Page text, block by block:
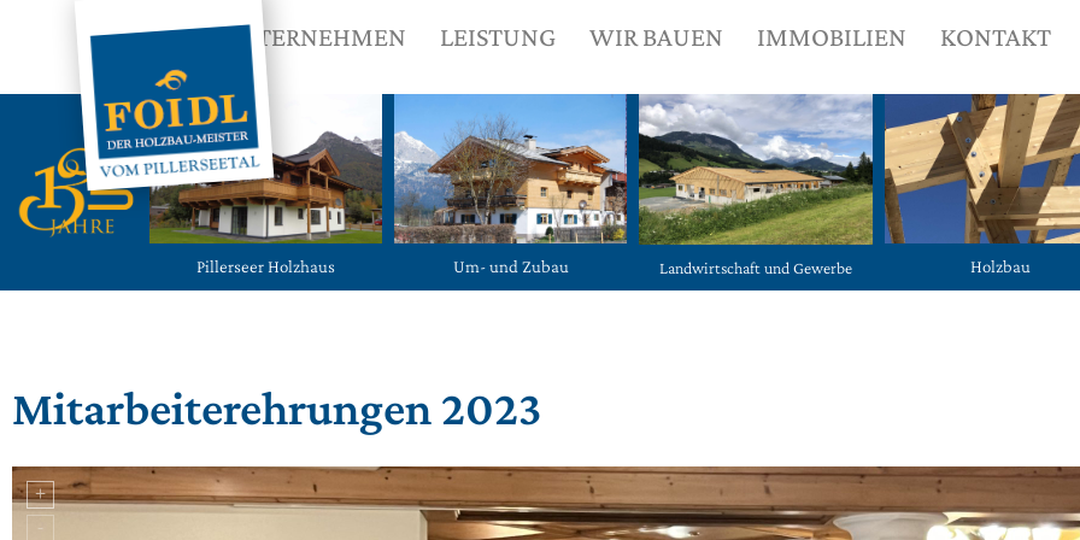
UNTERNEHMEN LEISTUNG WIR BAUEN IMMOBILIEN KONTAKT
Pillerseer Holzhaus Um- und Zubau Landwirtschaft und Gewerbe Holzbau
Mitarbeiterehrungen 2023